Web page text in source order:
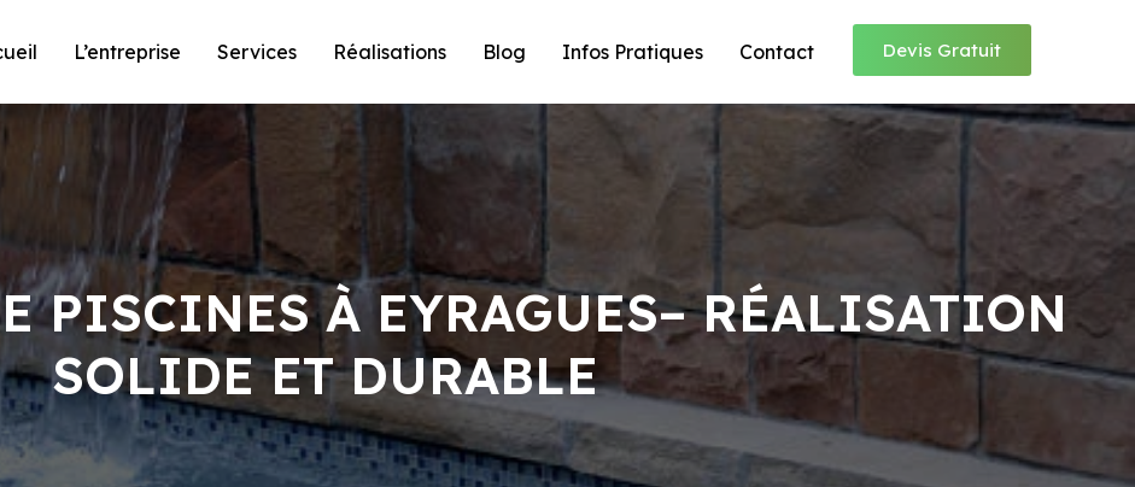
L’entreprise Services Réalisations Blog Infos Pratiques Contact Devis Gratuit
PISCINES À EYRAGUES– RÉALISATION
SOLIDE ET DURABLE